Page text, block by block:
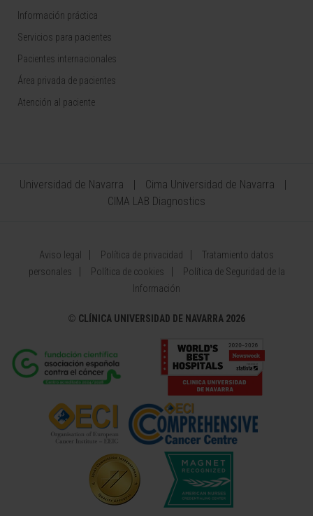
Información práctica
Servicios para pacientes
Pacientes internacionales
Área privada de pacientes
Atención al paciente
Universidad de Navarra
Cima Universidad de Navarra
CIMA LAB Diagnostics
Aviso legal Política de privacidad
Tratamiento datos
personales
Política de cookies
Política de Seguridad de la
Información
© CLÍNICA UNIVERSIDAD DE NAVARRA 2026